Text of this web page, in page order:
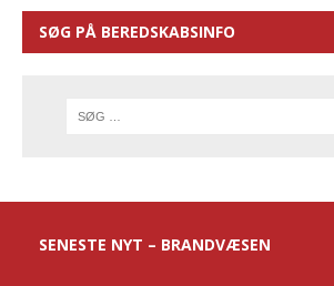
SØG PÅ BEREDSKABSINFO
SENESTE NYT – BRANDVÆSEN